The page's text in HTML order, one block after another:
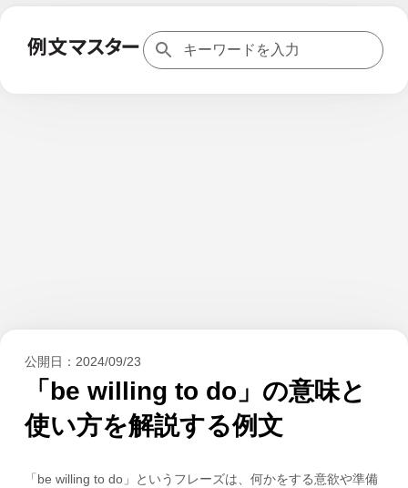
公開日： 2024/09/23
「be willing to do」の意味と
使い方を解説する例文
「be willing to do」というフレーズは、何かをする意欲や準備